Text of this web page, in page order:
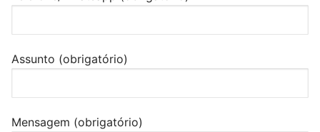
Assunto (obrigatório)
Mensagem (obrigatório)